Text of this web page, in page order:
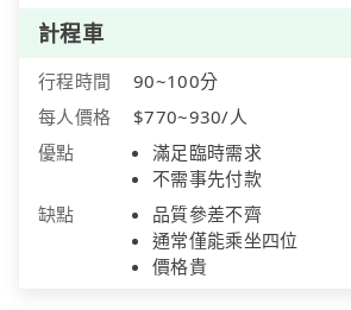
計程車
行程時間
90~100分
每人價格
$770~930/人
優點
滿足臨時需求
不需事先付款
缺點
品質參差不齊
通常僅能乘坐四位
價格貴